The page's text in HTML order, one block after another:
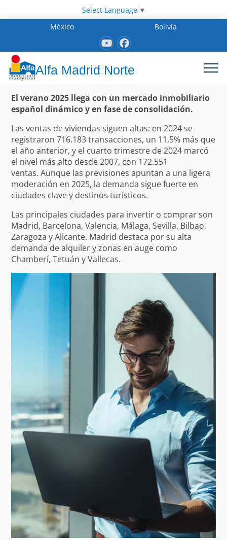
Select Language ▼
México
Bolivia
Alfa Madrid Norte
El verano 2025 llega con un mercado inmobiliario
español dinámico y en fase de consolidación.
Las ventas de viviendas siguen altas: en 2024 se
registraron 716.183 transacciones, un 11,5% más que
el año anterior, y el cuarto trimestre de 2024 marcó
el nivel más alto desde 2007, con 172.551
ventas. Aunque las previsiones apuntan a una ligera
moderación en 2025, la demanda sigue fuerte en
ciudades clave y destinos turísticos.
Las principales ciudades para invertir o comprar son
Madrid, Barcelona, Valencia, Málaga, Sevilla, Bilbao,
Zaragoza y Alicante. Madrid destaca por su alta
demanda de alquiler y zonas en auge como
Chamberí, Tetuán y Vallecas.